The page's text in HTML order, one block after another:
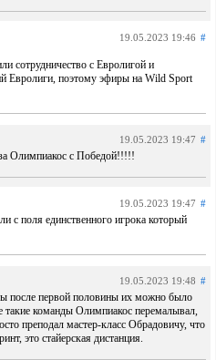
19.05.2023 19:46 #
сотрудничество с Евролигой и
Евролиги, поэтому эфиры на Wild Sport
19.05.2023 19:47 #
Олимпиакос с Победой!!!!!
19.05.2023 19:47 #
с поля единственного игрока который
19.05.2023 19:48 #
после первой половины их можно было
такие команды Олимпиакос перемалывал,
преподал мастер-класс Обрадовичу, что
это стайерская дистанция.